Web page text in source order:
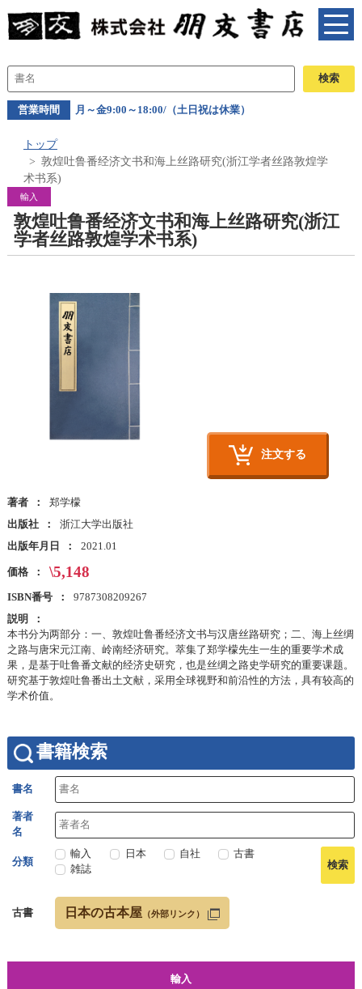
営業時間 月～金9:00～18:00/（土日祝は休業）
トップ
敦煌吐鲁番经济文书和海上丝路研究(浙江学者丝路敦煌学
术书系)
輸入
輸入
敦煌吐鲁番经济文书和海上丝路研究(浙江
学者丝路敦煌学术书系)
注文する
著者
郑学檬
出版社
浙江大学出版社
出版年月日
2021.01
価格 \5,148
ISBN番号
9787308209267
説明
本书分为两部分：一、敦煌吐鲁番经济文书与汉唐丝路研究；二、海上丝绸
之路与唐宋元江南、岭南经济研究。萃集了郑学檬先生一生的重要学术成
果，是基于吐鲁番文献的经济史研究，也是丝绸之路史学研究的重要课题。
研究基于敦煌吐鲁番出土文献，采用全球视野和前沿性的方法，具有较高的
学术价值。
書籍検索
書名
著者
名
分類
輸入 日本 自社
古書
雑誌
古書 日本の古本屋 （外部リンク）